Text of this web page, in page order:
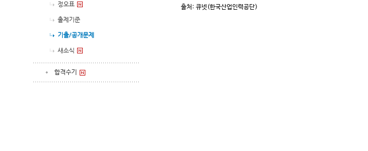
정오표
출제기준
기출/공개문제
새소식
합격수기
출처: 큐넷(한국산업인력공단)